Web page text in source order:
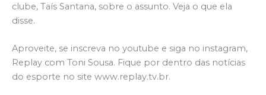
clube, Taís Santana, sobre o assunto. Veja o que ela
disse.
Aproveite, se inscreva no youtube e siga no instagram,
Replay com Toni Sousa. Fique por dentro das notícias
do esporte no site www.replay.tv.br.